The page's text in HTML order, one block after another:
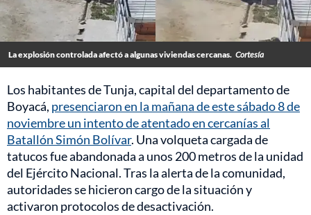
La explosión controlada afectó a algunas viviendas cercanas. Cortesía
Los habitantes de Tunja, capital del departamento de
Boyacá, presenciaron en la mañana de este sábado 8 de
noviembre un intento de atentado en cercanías al
Batallón Simón Bolívar. Una volqueta cargada de
tatucos fue abandonada a unos 200 metros de la unidad
del Ejército Nacional. Tras la alerta de la comunidad,
autoridades se hicieron cargo de la situación y
activaron protocolos de desactivación.